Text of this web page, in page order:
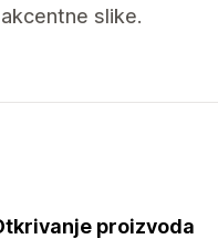
slike.
proizvoda